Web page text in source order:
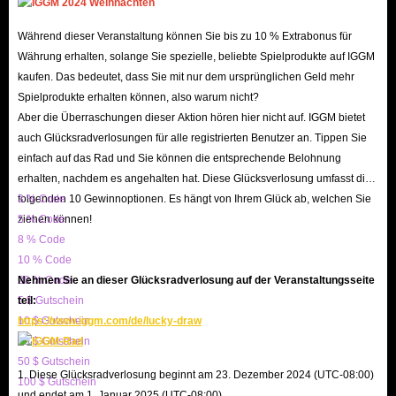
corrupted robot enemies.
The gameplay blends a high-skill combat system with a
unique Orb system. Players can enhance their character’s
abilities by matching different colored orbs on the screen.
Normal attacks generate Orbs of three colors; connecting
powerful skills. Therefore, the positioning of characters in
the team is crucial, as it determines which skills can be
used through the Orb system.
Während dieser Veranstaltung können Sie bis zu 10 % Extrabonus für
Währung erhalten, solange Sie spezielle, beliebte Spielprodukte auf IGGM
kaufen. Das bedeutet, dass Sie mit nur dem ursprünglichen Geld mehr
Spielprodukte erhalten können, also warum nicht?
Aber die Überraschungen dieser Aktion hören hier nicht auf. IGGM bietet
auch Glücksradverlosungen für alle registrierten Benutzer an. Tippen Sie
einfach auf das Rad und Sie können die entsprechende Belohnung
erhalten, nachdem es angehalten hat. Diese Glücksverlosung umfasst die
folgenden 10 Gewinnoptionen. Es hängt von Ihrem Glück ab, welchen Sie
ziehen können!
3 % Code
5 % Code
8 % Code
10 % Code
20 % Code
5 $ Gutschein
10 $ Gutschein
20 $ Gutschein
50 $ Gutschein
100 $ Gutschein
Nehmen Sie an dieser Glücksradverlosung auf der Veranstaltungsseite
teil:
https://www.iggm.com/de/lucky-draw
1. Diese Glücksradverlosung beginnt am 23. Dezember 2024 (UTC-08:00)